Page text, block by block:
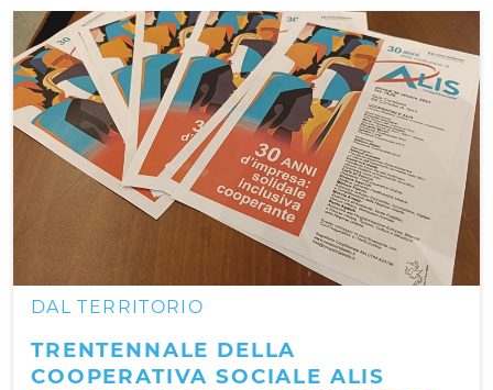
DAL TERRITORIO
TRENTENNALE DELLA
COOPERATIVA SOCIALE ALIS